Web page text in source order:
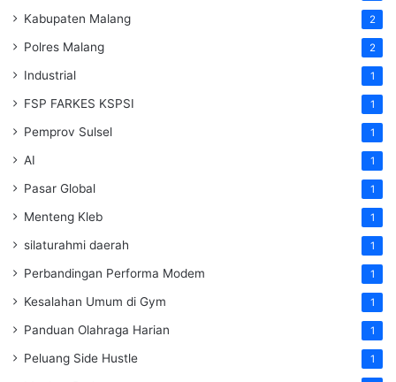
Kabupaten Malang 2
Polres Malang 2
Industrial 1
FSP FARKES KSPSI 1
Pemprov Sulsel 1
AI 1
Pasar Global 1
Menteng Kleb 1
silaturahmi daerah 1
Perbandingan Performa Modem 1
Kesalahan Umum di Gym 1
Panduan Olahraga Harian 1
Peluang Side Hustle 1